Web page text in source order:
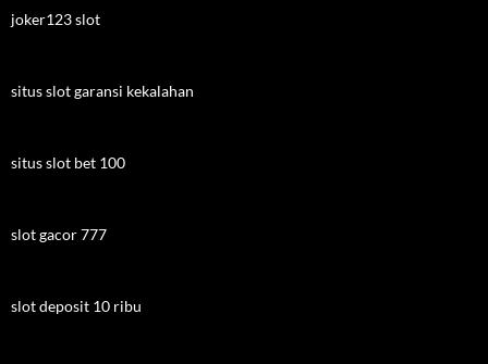
joker123 slot
situs slot garansi kekalahan
situs slot bet 100
slot gacor 777
slot deposit 10 ribu